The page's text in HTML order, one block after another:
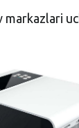
markazlari